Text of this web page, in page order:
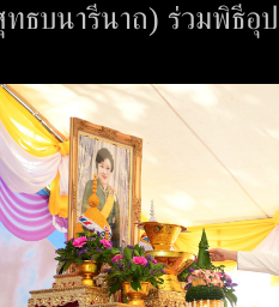
ธบนารีนาถ) ร่วมพิธีอุ